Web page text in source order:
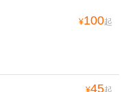
¥100起
45